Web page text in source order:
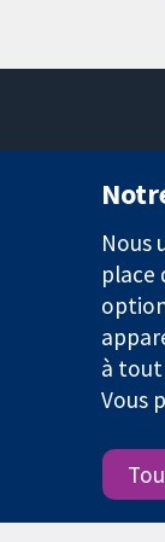
est une
Cochrane
Nous
place
à tout
Vous